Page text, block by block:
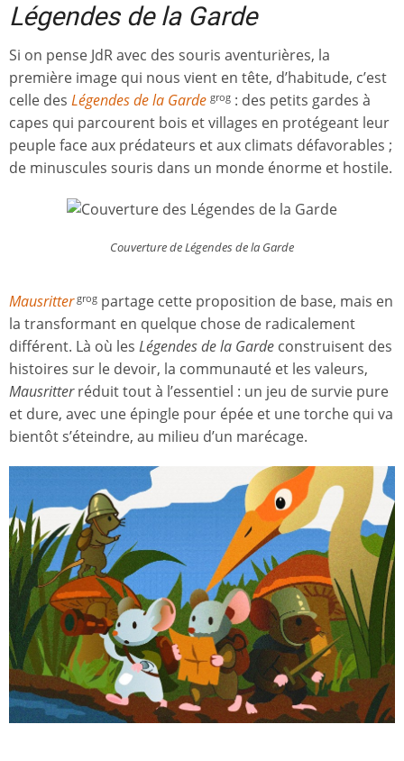
Légendes de la Garde
Si on pense JdR avec des souris aventurières, la
première image qui nous vient en tête, d’habitude, c’est
celle des Légendes de la Garde grog : des petits gardes à
capes qui parcourent bois et villages en protégeant leur
peuple face aux prédateurs et aux climats défavorables ;
de minuscules souris dans un monde énorme et hostile.
Couverture deLégendes de la Garde
Mausrittergrog partage cette proposition de base, mais en
la transformant en quelque chose de radicalement
différent. Là où les Légendes de la Garde construisent des
histoires sur le devoir, la communauté et les valeurs,
Mausritterréduit tout à l’essentiel : un jeu de survie pure
et dure, avec une épingle pour épée et une torche qui va
bientôt s’éteindre, au milieu d’un marécage.